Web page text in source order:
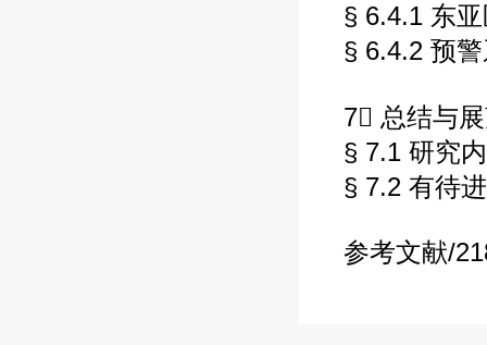
§ 6.4.1 东
§ 6.4.2 预
7 总结与
§ 7.1 研究
§ 7.2 有待
参考文献/